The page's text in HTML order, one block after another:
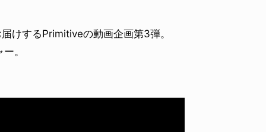
けするPrimitiveの動画企画第3弾。
。